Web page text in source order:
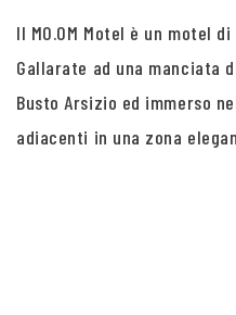
Il MO.OM Motel è un motel
Gallarate ad una manciata
Busto Arsizio ed immerso
adiacenti in una zona